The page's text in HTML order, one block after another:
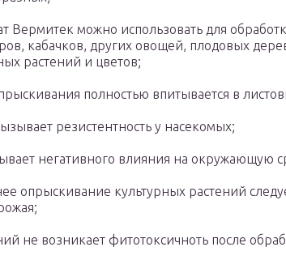
Вермитек можно использовать для
кабачков, других овощей, плодовых
растений и цветов;
полностью впитывается в
резистентность у насекомых;
негативного влияния на окружающую
опрыскивание культурных растений
не возникает фитотоксичноть после